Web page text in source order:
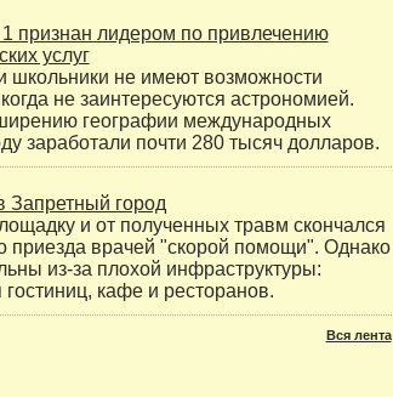
признан лидером по привлечению
услуг
школьники не имеют возможности
не заинтересуются астрономией.
географии международных
заработали почти 280 тысяч долларов.
Запретный город
и от полученных травм скончался
приезда врачей "скорой помощи". Однако
из-за плохой инфраструктуры:
гостиниц, кафе и ресторанов.
Вся лента